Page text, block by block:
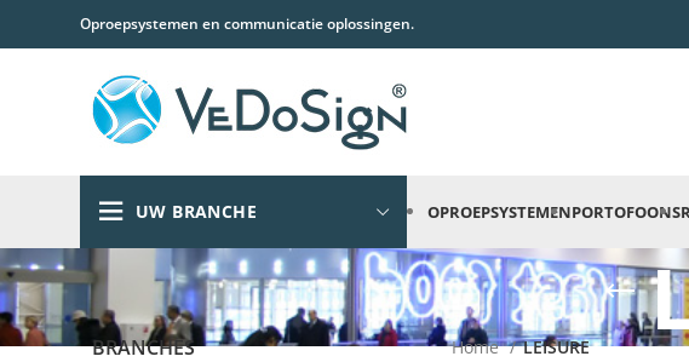
Oproepsystemen en communicatie oplossingen.
UW BRANCHE OPROEPSYSTEMENPORTOFOONS
BRANCHES Home LEISURE